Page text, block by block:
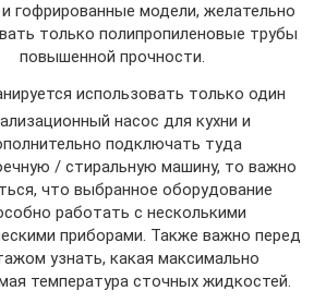
и гофрированные модели, желательно
только полипропиленовые трубы
повышенной прочности.
использовать только один
насос для кухни и
подключать туда
/ стиральную машину, то важно
что выбранное оборудование
работать с несколькими
приборами. Также важно перед
узнать, какая максимально
температура сточных жидкостей.